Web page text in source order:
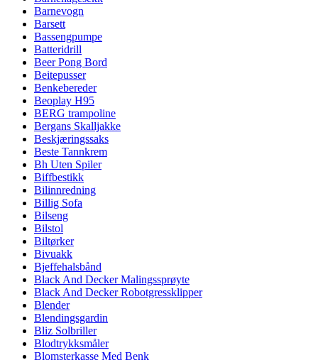
Barnevogn
Barsett
Bassengpumpe
Batteridrill
Beer Pong Bord
Beitepusser
Benkebereder
Beoplay H95
BERG trampoline
Bergans Skalljakke
Beskjæringssaks
Beste Tannkrem
Bh Uten Spiler
Biffbestikk
Bilinnredning
Billig Sofa
Bilseng
Bilstol
Biltørker
Bivuakk
Bjeffehalsbånd
Black And Decker Malingssprøyte
Black And Decker Robotgressklipper
Blender
Blendingsgardin
Bliz Solbriller
Blodtrykksmåler
Blomsterkasse Med Benk